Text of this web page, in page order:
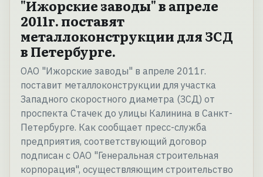
"Ижорские заводы" в апреле
2011г. поставят
металлоконструкции для ЗСД
в Петербурге.
ОАО "Ижорские заводы" в апреле 2011г.
поставит металлоконструкции для участка
Западного скоростного диаметра (ЗСД) от
проспекта Стачек до улицы Калинина в Санкт-
Петербурге. Как сообщает пресс-служба
предприятия, соответствующий договор
подписан с ОАО "Генеральная строительная
корпорация", осуществляющим строительство